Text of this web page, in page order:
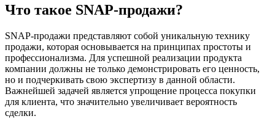
Что такое SNAP-продажи?
SNAP-продажи представляют собой уникальную технику
продажи, которая основывается на принципах простоты и
профессионализма. Для успешной реализации продукта
компании должны не только демонстрировать его ценность,
но и подчеркивать свою экспертизу в данной области.
Важнейшей задачей является упрощение процесса покупки
для клиента, что значительно увеличивает вероятность
сделки.